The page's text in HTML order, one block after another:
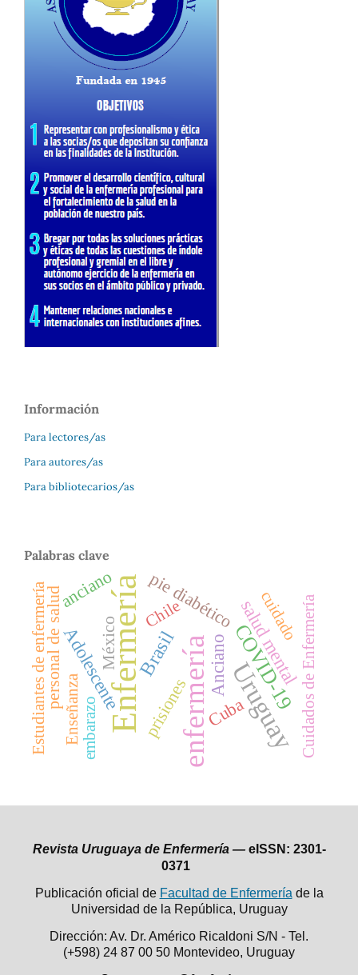
Información
Para lectores/as
Para autores/as
Para bibliotecarios/as
Palabras clave
Enfermería enfermeríaUruguay
COVID-19
Brasil
Adolescente Anciano salud mental
pie diabético
prisiones
México
Cuba
personal de saludanciano
Estudiantes de enfermería Enseñanza Cuidados de Enfermería
Chile cuidado
embarazo
Revista Uruguaya de Enfermería — eISSN: 2301-
0371
Publicación oficial de Facultad de Enfermeríade la
Universidad de la República, Uruguay
Dirección: Av. Dr. Américo Ricaldoni S/N - Tel.
(+598) 24 87 00 50 Montevideo, Uruguay